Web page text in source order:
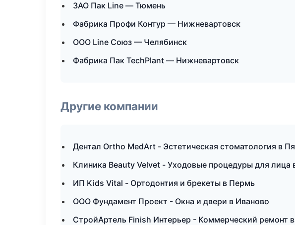
ЗАО Пак Line — Тюмень
Фабрика Профи Контур — Нижневартовск
ООО Line Союз — Челябинск
Фабрика Пак TechPlant — Нижневартовск
Другие компании
Дентал Ortho MedArt - Эстетическая стоматология в
Клиника Beauty Velvet - Уходовые процедуры для лица
ИП Kids Vital - Ортодонтия и брекеты в Пермь
ООО Фундамент Проект - Окна и двери в Иваново
СтройАртель Finish Интерьер - Коммерческий ремонт